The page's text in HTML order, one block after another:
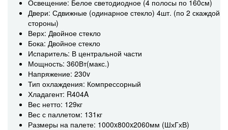
Освещение: Белое светодиодное (4 полосы по 160см)
Двери: Сдвижные (одинарное стекло) 4шт. (по 2 скаждой
стороны)
Верх: Двойное стекло
Бока: Двойное стекло
Испаритель: В центральной части
Мощность: 360Вт(макс.)
Напряжение: 230v
Тип охлаждения: Компрессорный
Хладагент: R404A
Вес нетто: 129кг
Вес с паллетом: 131кг
Размеры на палете: 1000x800x2060мм (ШхГхВ)